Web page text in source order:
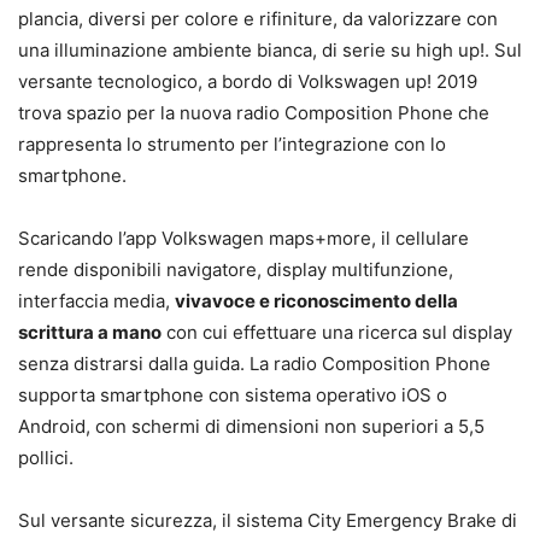
plancia, diversi per colore e rifiniture, da valorizzare con
una illuminazione ambiente bianca, di serie su high up!. Sul
versante tecnologico, a bordo di Volkswagen up! 2019
trova spazio per la nuova radio Composition Phone che
rappresenta lo strumento per l’integrazione con lo
smartphone.
Scaricando l’app Volkswagen maps+more, il cellulare
rende disponibili navigatore, display multifunzione,
interfaccia media, vivavoce e riconoscimento della
scrittura a mano con cui effettuare una ricerca sul display
senza distrarsi dalla guida. La radio Composition Phone
supporta smartphone con sistema operativo iOS o
Android, con schermi di dimensioni non superiori a 5,5
pollici.
Sul versante sicurezza, il sistema City Emergency Brake di